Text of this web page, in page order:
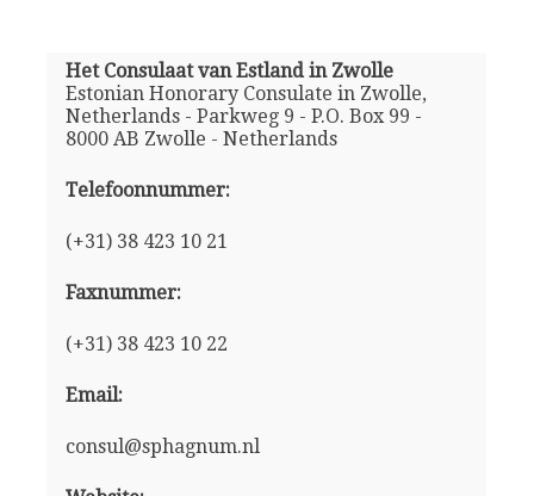
Het Consulaat van Estland in Zwolle
Estonian Honorary Consulate in Zwolle,
Netherlands - Parkweg 9 - P.O. Box 99 -
8000 AB Zwolle - Netherlands
Telefoonnummer:
(+31) 38 423 10 21
Faxnummer:
(+31) 38 423 10 22
Email:
consul@sphagnum.nl